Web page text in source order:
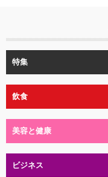
特集
飲食
美容と健康
ビジネス